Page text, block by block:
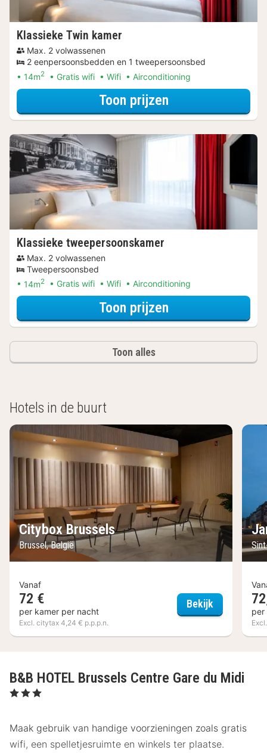
Klassieke Twin kamer
Max. 2 volwassenen
2 eenpersoonsbedden en 1 tweepersoonsbed
14m2 Gratis wifi Wifi Airconditioning
Toon prijzenvoor Beleef de
Klassieke tweepersoonskamer
Max. 2 volwassenen
Tweepersoonsbed
14m2 Gratis wifi Wifi Airconditioning
Toon prijzenvoor Beleef de
Toon alles
Hotels in de buurt
Citybox Brussels
Brussel, België
Vanaf
72 €
per kamer per nacht
Excl. citytax 4,24 € p.p.p.n.
Bekijk Citybox
per
B&B HOTEL Brussels Centre Gare du Midi
, 3 Sterren
Maak gebruik van handige voorzieningen zoals gratis
wifi, een spelletjesruimte en winkels ter plaatse.